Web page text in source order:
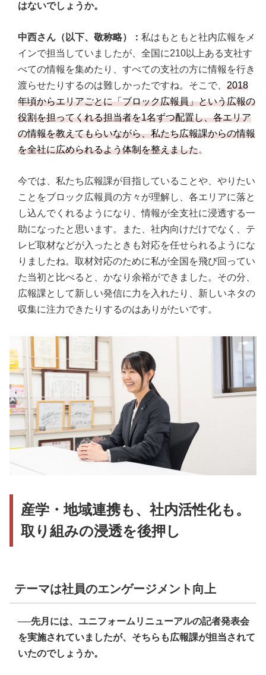
はないでしょうか。
中西さん（以下、敬称略）： 私はもともと社内広報をメ
インで担当していましたが、全国に210以上ある支社す
べての情報を集めたり、すべての支社の方に情報を行き
渡らせたりするのは難しかったですね。そこで、 2018
年頃からエリアごとに「ブロック広報員」という広報の
役割を担ってくれる担当者を1名ずつ配置し、各エリア
の情報を教えてもらいながら、私たち広報課からの情報
を全社に広められるよう体制を整えました。
今では、私たち広報課が目指していることや、やりたい
ことをブロック広報員の方々が理解し、各エリアに落と
し込んでくれるようになり、情報が全支社に浸透する一
助になったと思います。また、社内向けだけでなく、テ
レビ取材などが入ったときも対応を任せられるようにな
りましたね。取材対応のために私が全国を飛び回ってい
た当初と比べると、かなり余裕ができました。その分、
広報課として新しい発信に力を入れたり、新しいネタの
収集に注力できたりするのはありがたいです。
産学・地域連携も、社内活性化も。
取り組みの浸透を後押し
テーマは社員のエンゲージメント向上
──先月には、ユニフォームリニューアルの記者発表会
を実施されていましたが、そちらも広報課が担当されて
いたのでしょうか。